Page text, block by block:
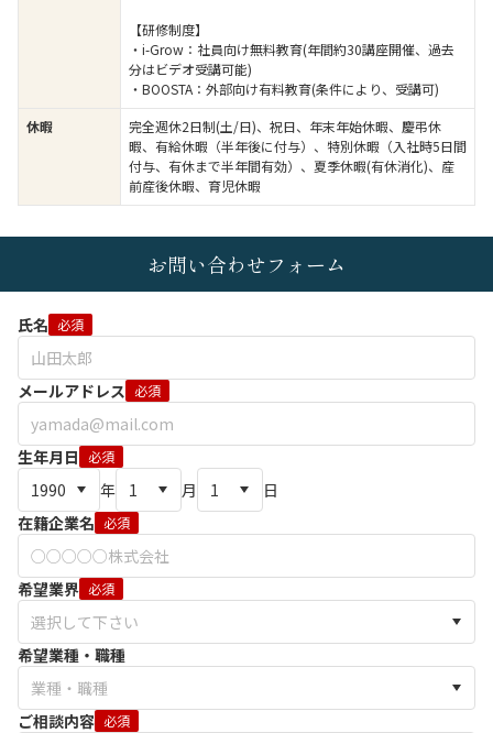
【研修制度】
・i-Grow：社員向け無料教育(年間約30講座開催、過去
分はビデオ受講可能)
・BOOSTA：外部向け有料教育(条件により、受講可)
休暇
完全週休2日制(土/日)、祝日、年末年始休暇、慶弔休
暇、有給休暇（半年後に付与）、特別休暇（入社時5日間
付与、有休まで半年間有効）、夏季休暇(有休消化)、産
前産後休暇、育児休暇
お問い合わせフォーム
氏名 必須
メールアドレス 必須
生年月日 必須
年 月
日
在籍企業名 必須
希望業界 必須
希望業種・職種
ご相談内容 必須